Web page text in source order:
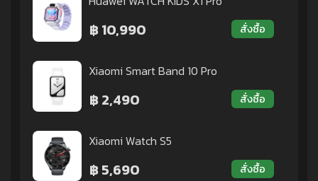
฿ 10,990 สั่งซื้อ
Xiaomi Smart Band 10 Pro
฿ 2,490 สั่งซื้อ
Xiaomi Watch S5
฿ 5,690 สั่งซื้อ